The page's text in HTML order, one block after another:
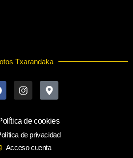
Txarandaka
n
s
g
r
a
m
a
p
a
r
k
e
de cookies
de privacidad
Acceso cuenta